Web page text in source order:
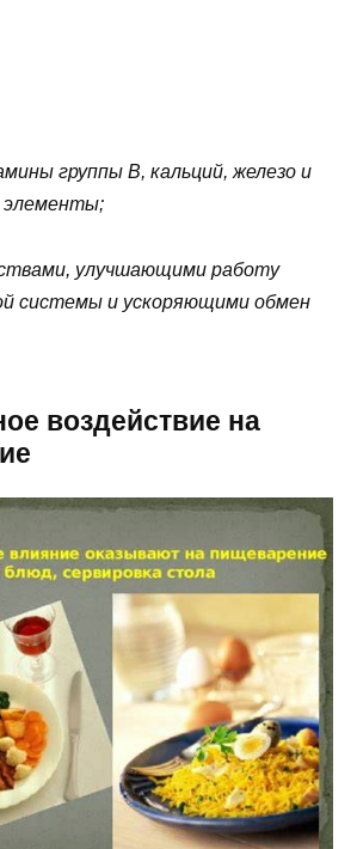
группы В, кальций, железо и
элементы;
улучшающими работу
системы и ускоряющими обмен
воздействие на